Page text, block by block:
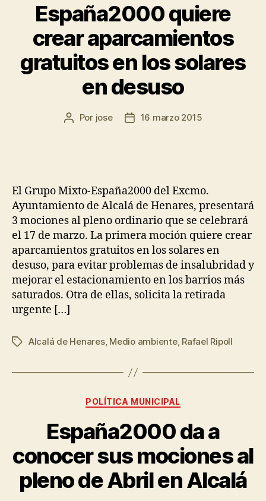
España2000 quiere
crear aparcamientos
gratuitos en los solares
en desuso
Por jose 16 marzo 2015
El Grupo Mixto-España2000 del Excmo.
Ayuntamiento de Alcalá de Henares, presentará
3 mociones al pleno ordinario que se celebrará
el 17 de marzo. La primera moción quiere crear
aparcamientos gratuitos en los solares en
desuso, para evitar problemas de insalubridad y
mejorar el estacionamiento en los barrios más
saturados. Otra de ellas, solicita la retirada
urgente […]
Alcalá de Henares, Medio ambiente, Rafael Ripoll
POLÍTICA MUNICIPAL
España2000 da a
conocer sus mociones al
pleno de Abril en Alcalá